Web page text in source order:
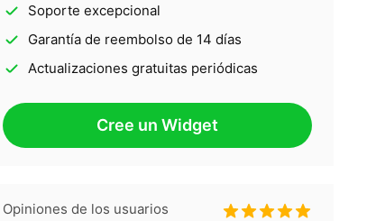
Soporte excepcional
Garantía de reembolso de 14 días
Actualizaciones gratuitas periódicas
Cree un Widget
Opiniones de los usuarios